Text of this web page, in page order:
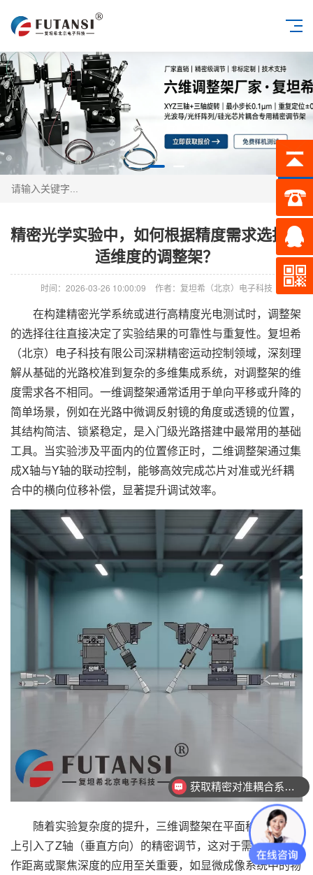
搜索
精密光学实验中，如何根据精度需求选择合
适维度的调整架？
时间：2026-03-26 10:00:09 作者：复坦希（北京）电子科技
在构建精密光学系统或进行高精度光电测试时，调整架
的选择往往直接决定了实验结果的可靠性与重复性。复坦希
（北京）电子科技有限公司深耕精密运动控制领域，深刻理
解从基础的光路校准到复杂的多维集成系统，对调整架的维
度需求各不相同。一维调整架通常适用于单向平移或升降的
简单场景，例如在光路中微调反射镜的角度或透镜的位置，
其结构简洁、锁紧稳定，是入门级光路搭建中最常用的基础
工具。当实验涉及平面内的位置修正时，二维调整架通过集
成X轴与Y轴的联动控制，能够高效完成芯片对准或光纤耦
合中的横向位移补偿，显著提升调试效率。
随着实验复杂度的提升，三维调整架在平面移动的基础
上引入了Z轴（垂直方向）的精密调节，这对于需要控制工
作距离或聚焦深度的应用至关重要，如显微成像系统中的物
获取精密对准耦合系统技术方案